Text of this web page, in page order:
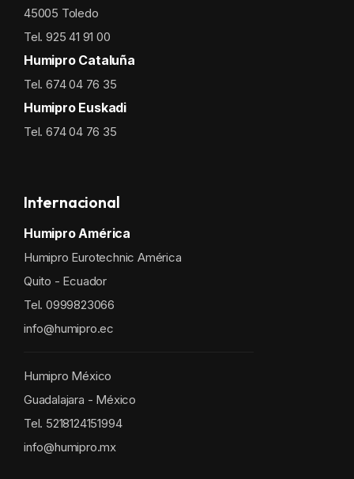
45005 Toledo
Tel. 925 41 91 00
Humipro Cataluña
Tel. 674 04 76 35
Humipro Euskadi
Tel. 674 04 76 35
Internacional
Humipro América
Humipro Eurotechnic América
Quito - Ecuador
Tel. 0999823066
info@humipro.ec
Humipro México
Guadalajara - México
Tel. 5218124151994
info@humipro.mx